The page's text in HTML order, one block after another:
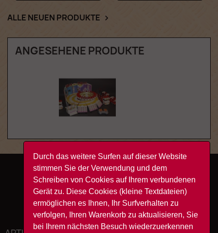
Durch das weitere Surfen auf dieser Website
stimmen Sie der Verwendung und dem
Schreiben von Cookies auf Ihrem verbundenen
Gerät zu. Diese Cookies (kleine Textdateien)
ermöglichen es Ihnen, Ihr Surfverhalten zu
verfolgen, Ihren Warenkorb zu aktualisieren, Sie
bei Ihrem nächsten Besuch wiederzuerkennen
ALLE NEUEN PRODUKTE 
ANGESEHENE PRODUKTE
FacebookYouTubeInstagram
TikTok